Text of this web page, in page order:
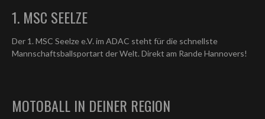
1. MSC SEELZE
Der 1. MSC Seelze e.V. im ADAC steht für die schnellste
Mannschaftsballsportart der Welt. Direkt am Rande Hannovers!
MOTOBALL IN DEINER REGION